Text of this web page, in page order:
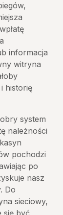
informacja
witryna
historię
system
należności
pochodzi
po
nasz
Do
sieciowy,
się być